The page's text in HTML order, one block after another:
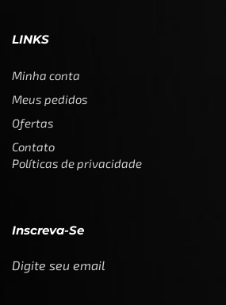
LINKS
Minha conta
Meus pedidos
Ofertas
Contato
Políticas de privacidade
Inscreva-Se
Digite seu email